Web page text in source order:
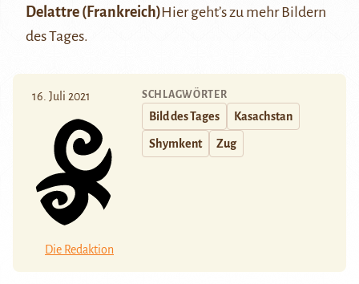
Delattre (Frankreich)Hiergeht’s zu mehr Bildern
des Tages.
16. Juli 2021
Die Redaktion
SCHLAGWÖRTER
Bild des Tages Kasachstan
Shymkent Zug